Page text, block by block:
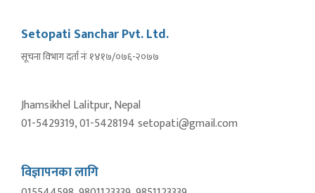
Setopati Sanchar Pvt. Ltd.
सूचना विभाग दर्ता नंः १४१७/०७६-२०७७
Jhamsikhel Lalitpur, Nepal
01-5429319, 01-5428194 setopati@gmail.com
विज्ञापनका लागि